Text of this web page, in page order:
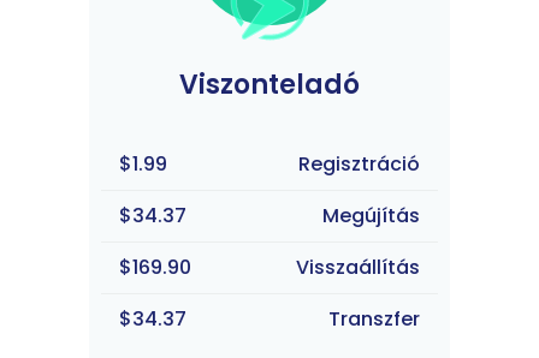
Viszonteladó
$1.99
Regisztráció
$34.37
Megújítás
$169.90
Visszaállítás
$34.37
Transzfer